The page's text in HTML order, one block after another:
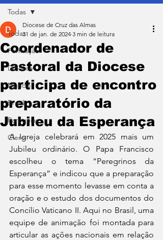
Todas
Formação
Diocese
Mundo
Brasil
Paróquias
Clero
Todas
Coordenador de
Pastoral da Diocese
participa de encontro
preparatório da
Jubileu da Esperança
Diocese de Cruz das Almas
31 de jan. de 2024 3 min de leitura
A Igreja celebrará em 2025 mais um
Jubileu ordinário. O Papa Francisco
escolheu o tema “Peregrinos da
Esperança” e indicou que a preparação
para esse momento levasse em conta a
oração e o estudo dos documentos do
Concílio Vaticano II. Aqui no Brasil, uma
equipe de animação foi montada para
articular as ações nacionais em relação